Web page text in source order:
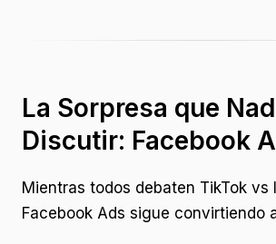
La Sorpresa que
Discutir: Facebook
Mientras todos debaten TikTok vs
Facebook Ads sigue convirtiendo